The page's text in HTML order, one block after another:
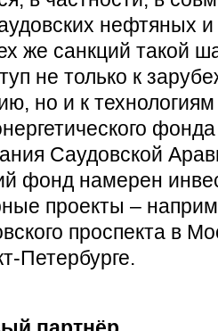
нефтяных
же санкций такой
не только к
но и к
Саудовской
фонд намерен
проекты –
проспекта в
Петербурге.